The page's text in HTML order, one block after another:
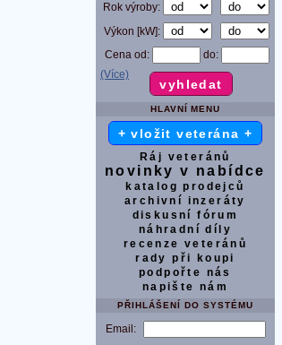
Rok výroby:
Výkon [kW]:
Cena od:
do:
(Více)
HLAVNÍ MENU
+ vložit veterána +
Ráj veteránů
novinky v nabídce
katalog prodejců
archivní inzeráty
diskusní fórum
náhradní díly
recenze veteránů
rady při koupi
podpořte nás
napište nám
PŘIHLÁŠENÍ DO SYSTÉMU
Email: